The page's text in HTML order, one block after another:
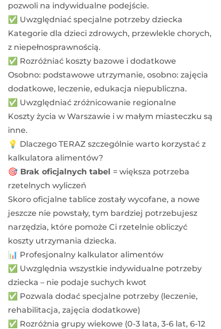
pozwoli na indywidualne podejście.
✅ Uwzględniać specjalne potrzeby dziecka
Kategorie dla dzieci zdrowych, przewlekle chorych,
z niepełnosprawnością.
✅ Rozróżniać koszty bazowe i dodatkowe
Osobno: podstawowe utrzymanie, osobno: zajęcia
dodatkowe, leczenie, edukacja niepubliczna.
✅ Uwzględniać zróżnicowanie regionalne
Koszty życia w Warszawie i w małym miasteczku są
inne.
💡 Dlaczego TERAZ szczególnie warto korzystać z
kalkulatora alimentów?
🎯 Brak oficjalnych tabel = większa potrzeba
rzetelnych wyliczeń
Skoro oficjalne tablice zostały wycofane, a nowe
jeszcze nie powstały, tym bardziej potrzebujesz
narzędzia, które pomoże Ci rzetelnie obliczyć
koszty utrzymania dziecka.
📊 Profesjonalny kalkulator alimentów
✅ Uwzględnia wszystkie indywidualne potrzeby
dziecka – nie podaje suchych kwot
✅ Pozwala dodać specjalne potrzeby (leczenie,
rehabilitacja, zajęcia dodatkowe)
✅ Rozróżnia grupy wiekowe (0-3 lata, 3-6 lat, 6-12